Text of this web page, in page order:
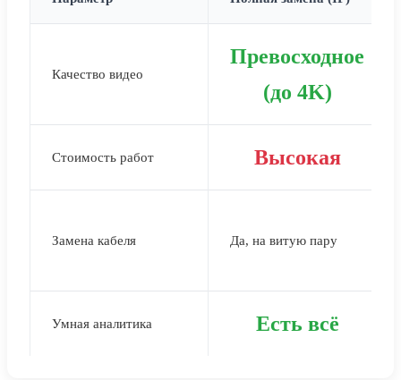
Качество видео
Превосходное
(до 4K)
Стоимость работ Высокая
Замена кабеля Да, на витую пару
Умная аналитика Есть всё